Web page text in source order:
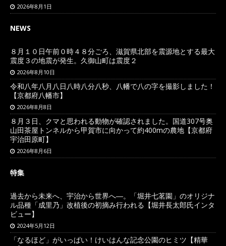
2026年8月1日
NEWS
８月１０日午前０時４８分ごろ、滋賀県北部を震源地とする最大
震度３の地震が発生。久御山町は震度２
2026年8月10日
令和八年八月八日八時八分八秒、八幡で八の字を撮影しました！
【京都府八幡市】
2026年8月8日
８月３日、クマと思われる動物が確認されました。国道307号奥
山田茶屋トンネルから甲賀市に向かって約400mの農地【京都府
宇治田原町】
2026年8月6日
特集
過去から未来へ、宇治から世界へ―。「堀井七茗園」のオリジナ
ル品種「成里乃」改植後の初摘み行われる【堀井長太郎氏インタ
ビュー】
2024年5月12日
「なるほど」がいっぱい！けいはんな記念公園のヒミツ【精華